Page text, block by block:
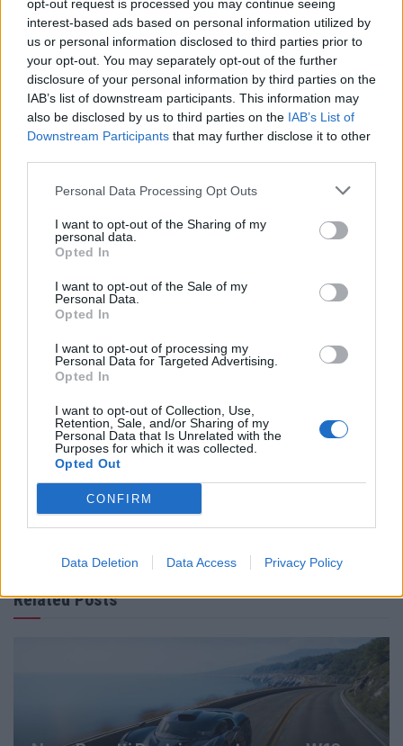
opt-out request is processed you may continue seeing
interest-based ads based on personal information utilized by
us or personal information disclosed to third parties prior to
your opt-out. You may separately opt-out of the further
disclosure of your personal information by third parties on the
IAB’s list of downstream participants. This information may
also be disclosed by us to third parties on the IAB’s List of
Downstream Participants that may further disclose it to other
Personal Data Processing Opt Outs
I want to opt-out of the Sharing of my
personal data.
Opted In
I want to opt-out of the Sale of my
Personal Data.
Opted In
I want to opt-out of processing my
Personal Data for Targeted Advertising.
Opted In
I want to opt-out of Collection, Use,
Retention, Sale, and/or Sharing of my
Personal Data that Is Unrelated with the
Purposes for which it was collected.
Opted Out
CONFIRM
Data Deletion Data Access Privacy Policy
é o John Cooper Works afinado de série, ideal para uma
dinâmica desportiva e assertiva.
Deus Ex Machina JCW Mini
Ricardo Carvalho
Related Posts